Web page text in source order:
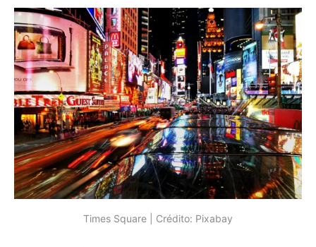
Times Square | Crédito: Pixabay